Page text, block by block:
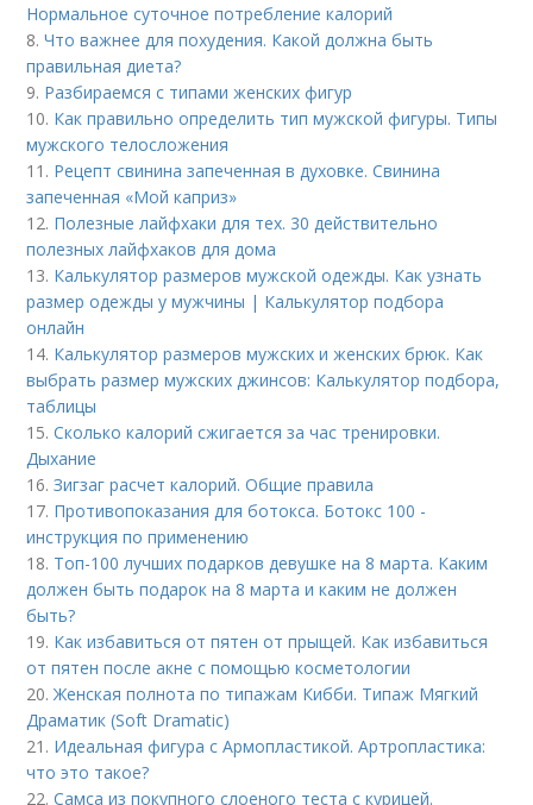
Нормальное суточное потребление калорий
8.Что важнее для похудения. Какой должна быть
правильная диета?
9. Разбираемся с типами женских фигур
10. Как правильно определить тип мужской фигуры. Типы
мужского телосложения
11. Рецепт свинина запеченная в духовке. Свинина
запеченная «Мой каприз»
12. Полезные лайфхаки для тех. 30 действительно
полезных лайфхаков для дома
13. Калькулятор размеров мужской одежды. Как узнать
размер одежды у мужчины | Калькулятор подбора
онлайн
14. Калькулятор размеров мужских и женских брюк. Как
выбрать размер мужских джинсов: Калькулятор подбора,
таблицы
15.Сколько калорий сжигается за час тренировки.
Дыхание
16.Зигзаг расчет калорий. Общие правила
17. Противопоказания для ботокса. Ботокс 100 -
инструкция по применению
18. Топ-100 лучших подарков девушке на 8 марта. Каким
должен быть подарок на 8 марта и каким не должен
быть?
19. Как избавиться от пятен от прыщей. Как избавиться
от пятен после акне с помощью косметологии
20.Женская полнота по типажам Кибби. Типаж Мягкий
Драматик (Soft Dramatic)
21. Идеальная фигура с Армопластикой. Артропластика:
что это такое?
22.Самса из покупного слоеного теста с курицей.